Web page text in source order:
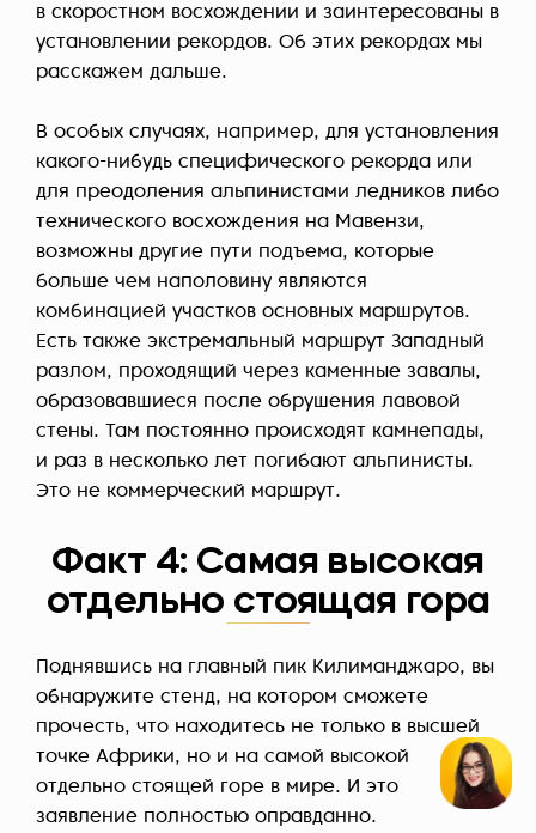
в скоростном восхождении и заинтересованы в
установлении рекордов. Об этих рекордах мы
расскажем дальше.
В особых случаях, например, для установления
какого-нибудь специфического рекорда или
для преодоления альпинистами ледников либо
технического восхождения на Мавензи,
возможны другие пути подъема, которые
больше чем наполовину являются
комбинацией участков основных маршрутов.
Есть также экстремальный маршрут Западный
разлом, проходящий через каменные завалы,
образовавшиеся после обрушения лавовой
стены. Там постоянно происходят камнепады,
и раз в несколько лет погибают альпинисты.
Это не коммерческий маршрут.
Факт 4: Самая высокая
отдельно стоящая гора
Поднявшись на главный пик Килиманджаро, вы
обнаружите стенд, на котором сможете
прочесть, что находитесь не только в высшей
точке Африки, но и на самой высокой
отдельно стоящей горе в мире. И это
заявление полностью оправданно.